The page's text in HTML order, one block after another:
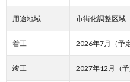
用途地域 市街化調整区域
着工 2026年7月（予定
竣工 2027年12月（予